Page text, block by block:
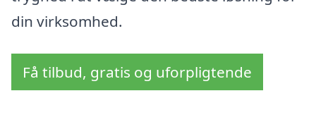
din virksomhed.
Få tilbud, gratis og uforpligtende